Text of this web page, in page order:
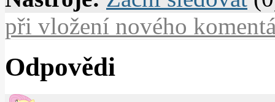
při vložení nového
Odpovědi